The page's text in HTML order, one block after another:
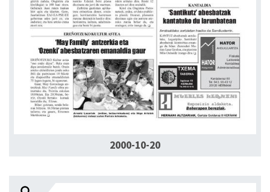
2000-10-20